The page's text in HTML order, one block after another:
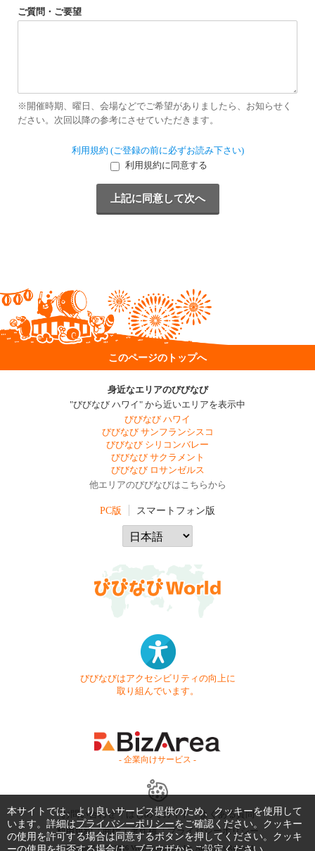
ご質問・ご要望
※開催時期、曜日、会場などでご希望がありましたら、お知らせく
ださい。次回以降の参考にさせていただきます。
利用規約 (ご登録の前に必ずお読み下さい)
利用規約に同意する
このページのトップへ
身近なエリアのびびなび
"びびなび ハワイ" から近いエリアを表示中
びびなび ハワイ
びびなび サンフランシスコ
びびなび シリコンバレー
びびなび サクラメント
びびなび ロサンゼルス
他エリアのびびなびはこちらから
PC版 スマートフォン版
びびなびはアクセシビリティの向上に
取り組んでいます。
- 企業向けサービス -
お問い合わせ はじめてガイド
よくある質問
利用規約
商標・著作権 プライバシーポリシー
Copyright © 1999-2026 Vivid Navigation, Inc. All Rights Reserved.
本サイトでは、より良いサービス提供のため、クッキーを使用して
います。詳細はプライバシーポリシーをご確認ください。クッキー
の使用を許可する場合は同意するボタンを押してください。クッキ